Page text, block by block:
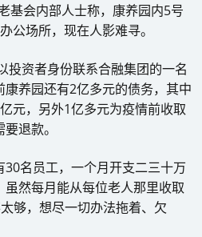
基会内部人士称，康养园内5号
公场所，现在人影难寻。
投资者身份联系合融集团的一名
养园还有2亿多元的债务，其中
元，另外1亿多元为疫情前收取
退款。
名员工，一个月开支二三十万
然每月能从每位老人那里收取
够，想尽一切办法拖着、欠